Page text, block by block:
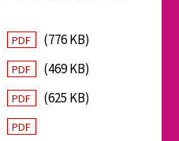
PDF
(776 KB)
PDF
(469 KB)
PDF
(625 KB)
PDF